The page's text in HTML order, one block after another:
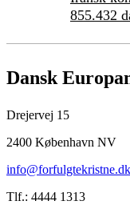
855.432
Dansk
Drejervej 15
2400 København NV
info@forfulgtekristne.dk
Tlf.: 4444 1313